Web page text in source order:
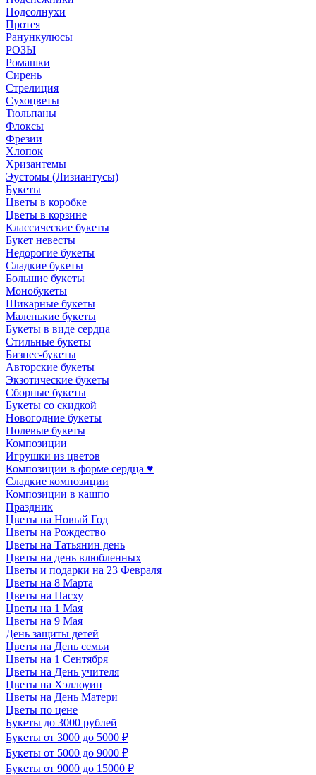
Подсолнухи
Протея
Ранункулюсы
РОЗЫ
Ромашки
Сирень
Стрелиция
Сухоцветы
Тюльпаны
Флоксы
Фрезии
Хлопок
Хризантемы
Эустомы (Лизиантусы)
Букеты
Цветы в коробке
Цветы в корзине
Классические букеты
Букет невесты
Недорогие букеты
Сладкие букеты
Большие букеты
Монобукеты
Шикарные букеты
Маленькие букеты
Букеты в виде сердца
Стильные букеты
Бизнес-букеты
Авторские букеты
Экзотические букеты
Сборные букеты
Букеты со скидкой
Новогодние букеты
Полевые букеты
Композиции
Игрушки из цветов
Композиции в форме сердца ♥
Сладкие композиции
Композиции в кашпо
Праздник
Цветы на Новый Год
Цветы на Рождество
Цветы на Татьянин день
Цветы на день влюбленных
Цветы и подарки на 23 Февраля
Цветы на 8 Марта
Цветы на Пасху
Цветы на 1 Мая
Цветы на 9 Мая
День защиты детей
Цветы на День семьи
Цветы на 1 Сентября
Цветы на День учителя
Цветы на Хэллоуин
Цветы на День Матери
Цветы по цене
Букеты до 3000 рублей
Букеты от 3000 до 5000 ₽
Букеты от 5000 до 9000 ₽
Букеты от 9000 до 15000 ₽